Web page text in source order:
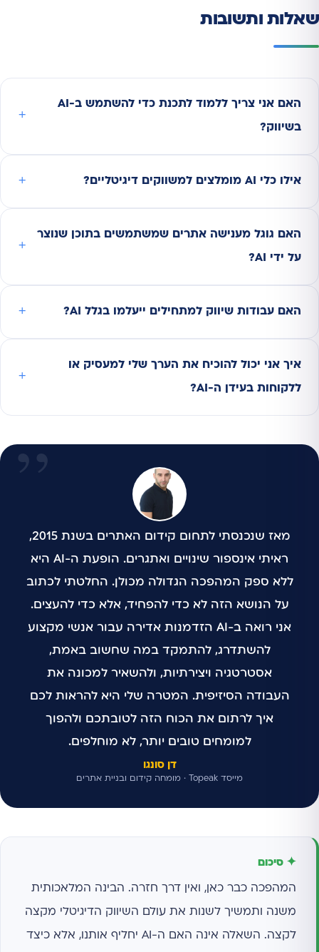
שאלות ותשובות
האם אני צריך ללמוד לתכנת כדי להשתמש ב-AI
בשיווק?
אילו כלי AI מומלצים למשווקים דיגיטליים?
האם גוגל מענישה אתרים שמשתמשים בתוכן שנוצר
על ידי AI?
האם עבודות שיווק למתחילים ייעלמו בגלל AI?
איך אני יכול להוכיח את הערך שלי למעסיק או
ללקוחות בעידן ה-AI?
מאז שנכנסתי לתחום קידום האתרים בשנת 2015,
ראיתי אינספור שינויים ואתגרים. הופעת ה-AI היא
ללא ספק המהפכה הגדולה מכולן. החלטתי לכתוב
על הנושא הזה לא כדי להפחיד, אלא כדי להעצים.
אני רואה ב-AI הזדמנות אדירה עבור אנשי מקצוע
להשתדרג, להתמקד במה שחשוב באמת,
אסטרטגיה ויצירתיות, ולהשאיר למכונה את
העבודה הסיזיפית. המטרה שלי היא להראות לכם
איך לרתום את הכוח הזה לטובתכם ולהפוך
למומחים טובים יותר, לא מוחלפים.
דן סונגו
מייסד Topeak · מומחה קידום ובניית אתרים
✦ סיכום
המהפכה כבר כאן, ואין דרך חזרה. הבינה המלאכותית
משנה ותמשיך לשנות את עולם השיווק הדיגיטלי מקצה
לקצה. השאלה אינה האם ה-AI יחליף אותנו, אלא כיצד